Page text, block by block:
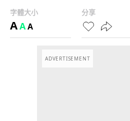
字體大小
AAA
分享
ADVERTISEMENT